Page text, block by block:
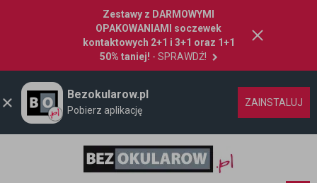
Zestawy z DARMOWYMI
OPAKOWANIAMI soczewek
kontaktowych 2+1 i 3+1 oraz 1+1
50% taniej! - SPRAWDŹ!
Bezokularow.pl
Pobierz aplikację
ZAINSTALUJ